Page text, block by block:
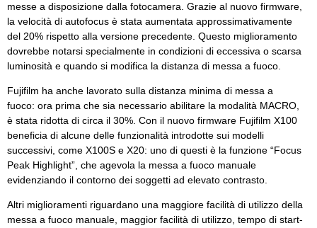
messe a disposizione dalla fotocamera. Grazie al nuovo firmware,
la velocità di autofocus è stata aumentata approssimativamente
del 20% rispetto alla versione precedente. Questo miglioramento
dovrebbe notarsi specialmente in condizioni di eccessiva o scarsa
luminosità e quando si modifica la distanza di messa a fuoco.
Fujifilm ha anche lavorato sulla distanza minima di messa a
fuoco: ora prima che sia necessario abilitare la modalità MACRO,
è stata ridotta di circa il 30%. Con il nuovo firmware Fujifilm X100
beneficia di alcune delle funzionalità introdotte sui modelli
successivi, come X100S e X20: uno di questi è la funzione “Focus
Peak Highlight”, che agevola la messa a fuoco manuale
evidenziando il contorno dei soggetti ad elevato contrasto.
Altri miglioramenti riguardano una maggiore facilità di utilizzo della
messa a fuoco manuale, maggior facilità di utilizzo, tempo di start-